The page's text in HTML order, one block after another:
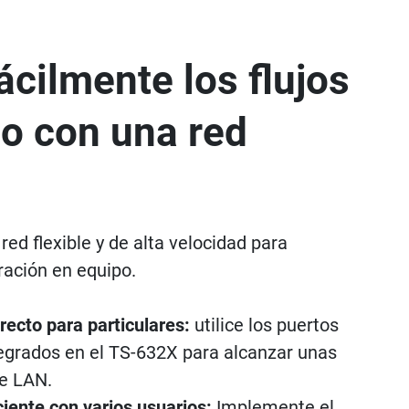
los flujos
con una red
flexible y de alta velocidad para
en equipo.
para particulares: utilice los puertos
en el TS-632X para alcanzar unas
LAN.